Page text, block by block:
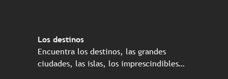
Los destinos
Encuentra los destinos, las grandes
ciudades, las islas, los imprescindibles…